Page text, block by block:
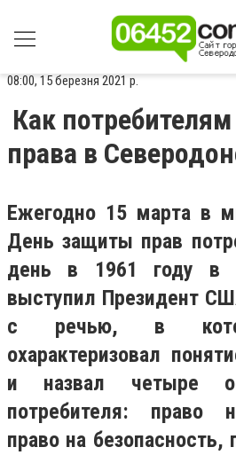
08:00, 15 березня 2021 р.
Как
права в
Ежегодно 15 марта в
День защиты прав
день в 1961 году в
выступил Президент
с речью, в
охарактеризовал
и назвал четыре
потребителя: право
право на